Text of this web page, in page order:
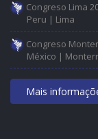
Congreso Lima
Peru | Lima
Congreso
México |
Mais